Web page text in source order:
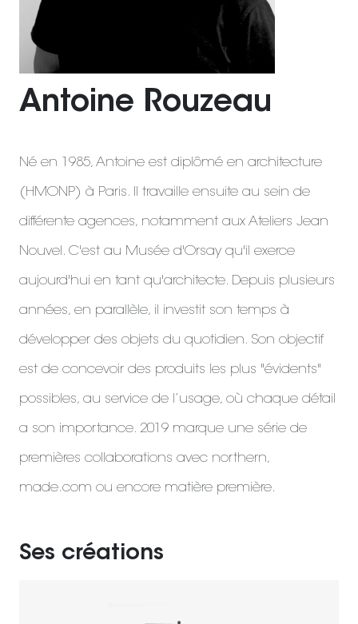
Antoine Rouzeau
Né en 1985, Antoine est diplômé en architecture
(HMONP) à Paris. Il travaille ensuite au sein de
différente agences, notamment aux Ateliers Jean
Nouvel. C'est au Musée d'Orsay qu'il exerce
aujourd'hui en tant qu'architecte. Depuis plusieurs
années, en parallèle, il investit son temps à
développer des objets du quotidien. Son objectif
est de concevoir des produits les plus "évidents"
possibles, au service de l’usage, où chaque détail
a son importance. 2019 marque une série de
premières collaborations avec northern,
made.com ou encore matière première.
Ses créations